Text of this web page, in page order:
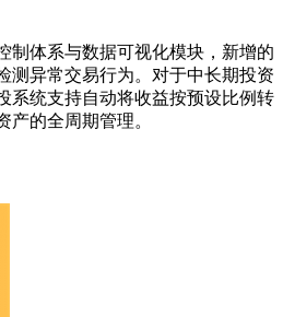
制体系与数据可视化模块，新增的
测异常交易行为。对于中长期投资
系统支持自动将收益按预设比例转
产的全周期管理。